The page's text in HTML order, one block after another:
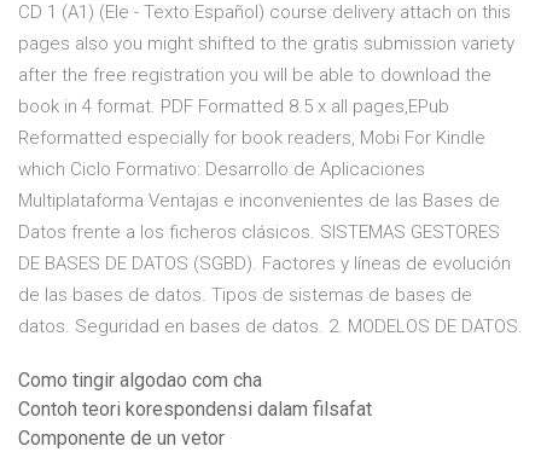
CD 1 (A1) (Ele - Texto Español) course delivery attach on this
pages also you might shifted to the gratis submission variety
after the free registration you will be able to download the
book in 4 format. PDF Formatted 8.5 x all pages,EPub
Reformatted especially for book readers, Mobi For Kindle
which Ciclo Formativo: Desarrollo de Aplicaciones
Multiplataforma Ventajas e inconvenientes de las Bases de
Datos frente a los ficheros clásicos. SISTEMAS GESTORES
DE BASES DE DATOS (SGBD). Factores y líneas de evolución
de las bases de datos. Tipos de sistemas de bases de
datos. Seguridad en bases de datos. 2. MODELOS DE DATOS.
Como tingir algodao com cha
Contoh teori korespondensi dalam filsafat
Componente de un vetor